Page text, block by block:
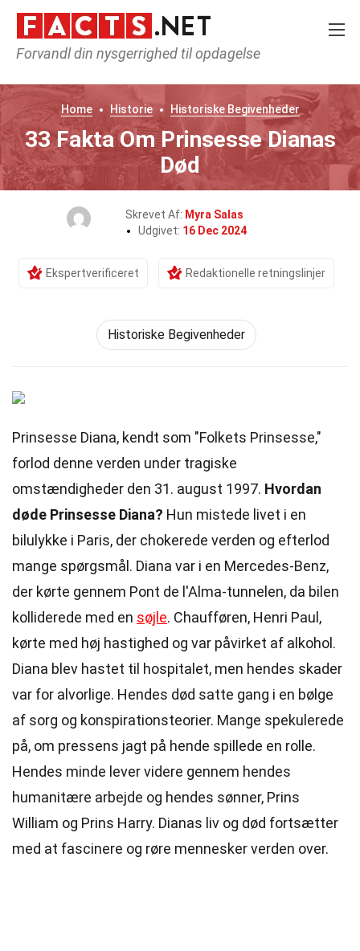
Forvandl din nysgerrighed til opdagelse
Home Historie Historiske Begivenheder
33 Fakta Om Prinsesse Dianas
Død
Skrevet Af: Myra Salas
Udgivet: 16 Dec 2024
Ekspertverificeret Redaktionelle retningslinjer
Historiske Begivenheder
Prinsesse Diana, kendt som "Folkets Prinsesse,"
forlod denne verden under tragiske
omstændigheder den 31. august 1997. Hvordan
døde Prinsesse Diana? Hun mistede livet i en
bilulykke i Paris, der chokerede verden og efterlod
mange spørgsmål. Diana var i en Mercedes-Benz,
der kørte gennem Pont de l'Alma-tunnelen, da bilen
kolliderede med en søjle. Chaufføren, Henri Paul,
kørte med høj hastighed og var påvirket af alkohol.
Diana blev hastet til hospitalet, men hendes skader
var for alvorlige. Hendes død satte gang i en bølge
af sorg og konspirationsteorier. Mange spekulerede
på, om pressens jagt på hende spillede en rolle.
Hendes minde lever videre gennem hendes
humanitære arbejde og hendes sønner, Prins
William og Prins Harry. Dianas liv og død fortsætter
med at fascinere og røre mennesker verden over.